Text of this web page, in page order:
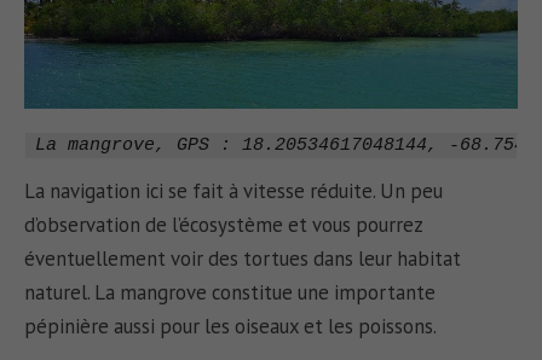
La mangrove, GPS : 18.20534617048144, -
La navigation ici se fait à vitesse réduite. Un peu
d’observation de l’écosystème et vous pourrez
éventuellement voir des tortues dans leur habitat
naturel. La mangrove constitue une importante
pépinière aussi pour les oiseaux et les poissons.